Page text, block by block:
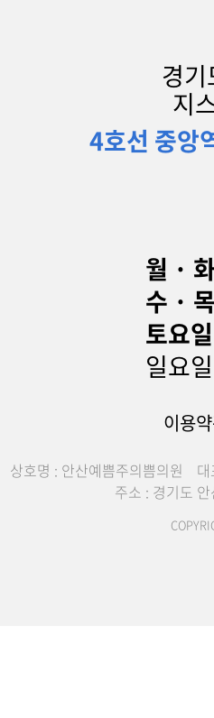
경
지
4호선 중앙
월 ·
수 · 목
토요일
일요
이용
상호명 : 안산예쁨주의쁨의원
주소 : 경기도